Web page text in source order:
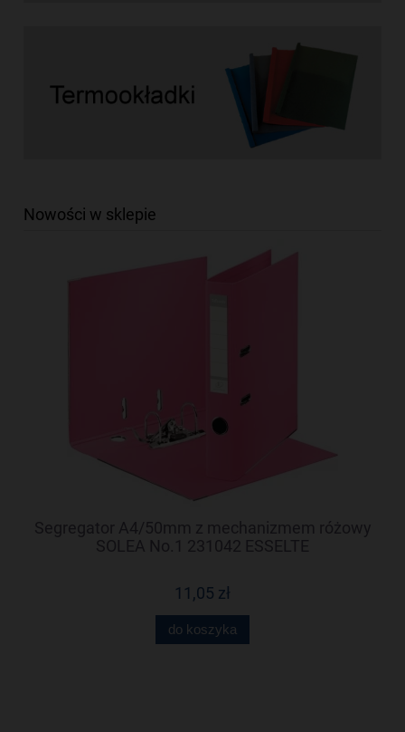
Nowości w sklepie
Segregator A4/50mm z mechanizmem różowy
SOLEA No.1 231042 ESSELTE
11,05 zł
do koszyka